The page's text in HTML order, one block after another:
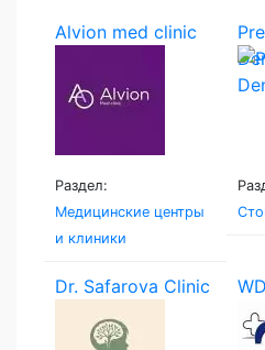
Alvion med clinic
Раздел:
Медицинские центры
и клиники
Dr. Safarova Clinic